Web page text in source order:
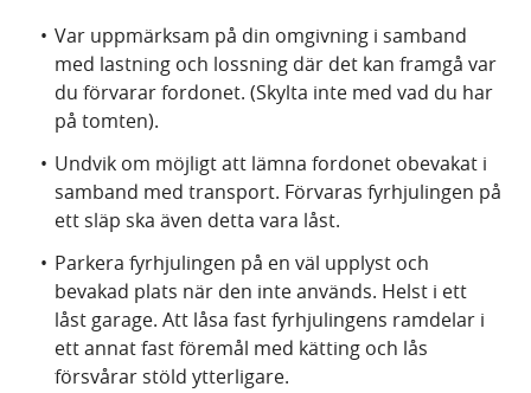
Var uppmärksam på din omgivning i samband
med lastning och lossning där det kan framgå var
du förvarar fordonet. (Skylta inte med vad du har
på tomten).
Undvik om möjligt att lämna fordonet obevakat i
samband med transport. Förvaras fyrhjulingen på
ett släp ska även detta vara låst.
Parkera fyrhjulingen på en väl upplyst och
bevakad plats när den inte används. Helst i ett
låst garage. Att låsa fast fyrhjulingens ramdelar i
ett annat fast föremål med kätting och lås
försvårar stöld ytterligare.